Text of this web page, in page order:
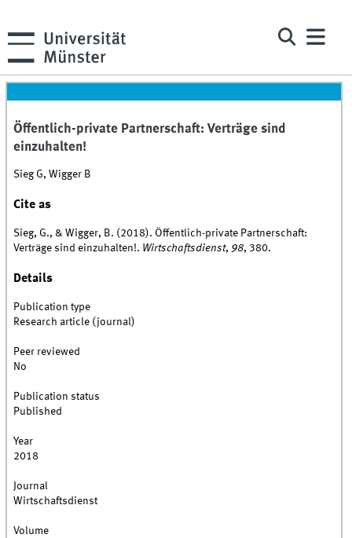
Öffentlich-private Partnerschaft: Verträge sind
einzuhalten!
Sieg G, Wigger B
Cite as
Sieg, G., & Wigger, B. (2018). Öffentlich-private Partnerschaft:
Verträge sind einzuhalten!. Wirtschaftsdienst, 98, 380.
Details
Publication type
Research article (journal)
Peer reviewed
No
Publication status
Published
Year
2018
Journal
Wirtschaftsdienst
Volume